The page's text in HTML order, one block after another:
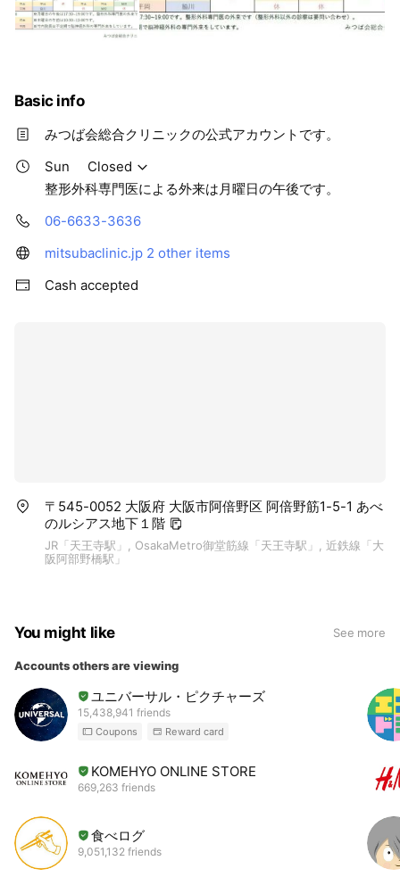
Basic info
みつば会総合クリニックの公式アカウントです。
Sun
Closed
整形外科専門医による外来は月曜日の午後です。
06-6633-3636
mitsubaclinic.jp 2 other items
Cash accepted
〒545-0052 大阪府 大阪市阿倍野区 阿倍野筋1-5-1 あべ
のルシアス地下１階
JR「天王寺駅」, OsakaMetro御堂筋線「天王寺駅」, 近鉄線「大
阪阿部野橋駅」
You might like See more
Accounts others are viewing
ユニバーサル・ピクチャーズ
15,438,941 friends
Coupons Reward card
KOMEHYO ONLINE STORE
669,263 friends
食べログ
9,051,132 friends